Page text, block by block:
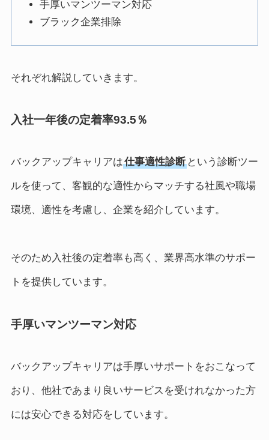
手厚いマンツーマン対応
ブラック企業排除
それぞれ解説していきます。
入社一年後の定着率93.5％
バックアップキャリアは仕事適性診断という診断ツー
ルを使って、客観的な適性からマッチする社風や職場
環境、適性を考慮し、企業を紹介しています。
そのため入社後の定着率も高く、業界高水準のサポー
トを提供しています。
手厚いマンツーマン対応
バックアップキャリアは手厚いサポートをおこなって
おり、他社であまり良いサービスを受けれなかった方
には安心できる対応をしています。